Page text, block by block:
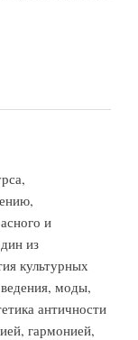
и
из
культурных
моды,
античности
гармонией,